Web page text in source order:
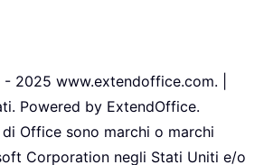
2025 www.extendoffice.com. |
Powered by ExtendOffice.
Office sono marchi o marchi
Corporation negli Stati Uniti e/o